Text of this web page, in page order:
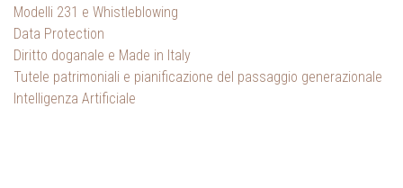
Modelli 231 e Whistleblowing
Data Protection
Diritto doganale e Made in Italy
Tutele patrimoniali e pianificazione del passaggio generazionale
Intelligenza Artificiale